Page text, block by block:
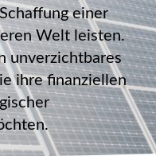
einer
Welt leisten.
unverzichtbares
ihre finanziellen